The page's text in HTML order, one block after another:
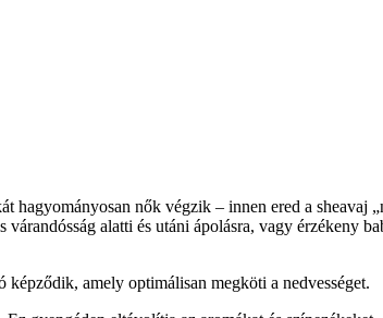
nők végzik – innen ered a sheavaj
alatti és utáni ápolásra, vagy érzékeny
amely optimálisan megköti a nedvességet.